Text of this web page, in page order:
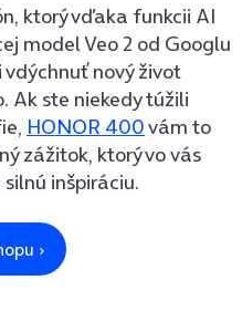
ktorý vďaka funkcii AI
model Veo 2 od Googlu
nový život
Ak ste niekedy túžili
HONOR 400vám to
zážitok, ktorý vo vás
inšpiráciu.